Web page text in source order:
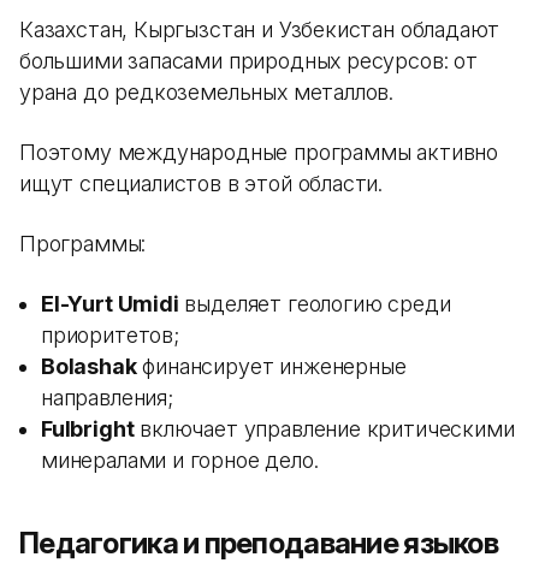
Казахстан, Кыргызстан и Узбекистан обладают
большими запасами природных ресурсов: от
урана до редкоземельных металлов.
Поэтому международные программы активно
ищут специалистов в этой области.
Программы:
El-Yurt Umidi выделяет геологию среди
приоритетов;
Bolashakфинансирует инженерные
направления;
Fulbrightвключает управление критическими
минералами и горное дело.
Педагогика и преподавание языков